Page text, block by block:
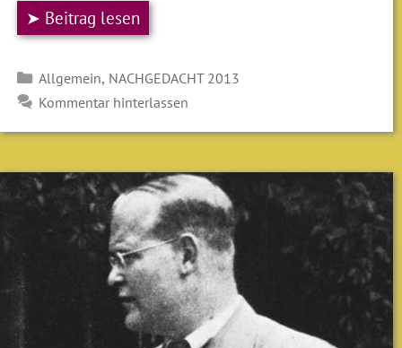
➤ Beitrag lesen
Kategorien
Allgemein, NACHGEDACHT 2013
Kommentar hinterlassen